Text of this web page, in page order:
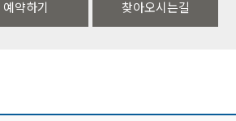
예약하기 찾아오시는길